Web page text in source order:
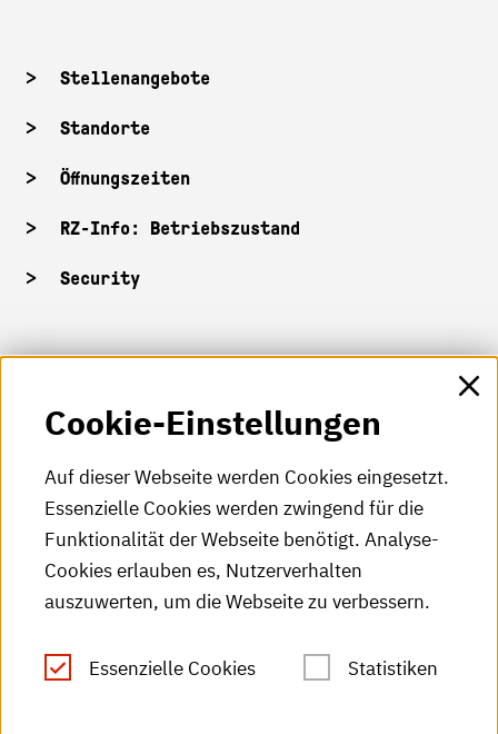
Stellenangebote
Standorte
Öffnungszeiten
RZ-Info: Betriebszustand
Security
HKA-Shop
HKA-Videos
HKA-Podcast
HKA-Publikationen
RSS-Feed
Leichte Sprache
Cookie-Einstellungen
Auf dieser Webseite werden Cookies eingesetzt.
Essenzielle Cookies werden zwingend für die
Funktionalität der Webseite benötigt. Analyse-
Cookies erlauben es, Nutzerverhalten
auszuwerten, um die Webseite zu verbessern.
Essenzielle Cookies Statistiken